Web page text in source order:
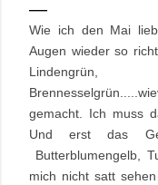
Wie ich den Mai
Augen wieder so
Lindengrün,
gemacht. Ich muss
Und erst das
Butterblumengelb,
mich nicht satt